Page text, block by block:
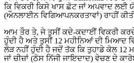
ਕਿ ਵਿਕਰੀ ਕਿਸੇ ਖਾਸ ਛੋਟ ਜਾਂ ਅਪਵਾਦ ਲਈ
(ਔਨਲਾਈਨ ਵਿਗਿਆਪਨਕਰਤਾਵਾਂ) ਰਾਹੀਂ
ਆਮ ਤੌਰ ਤੇ, ਜੇ ਤੁਸੀਂ ਕਦੇ-ਕਦਾਈਂ ਵਿਕਰੀ
ਹੁੰਦੀ ਹੈ ਅਤੇ ਤੁਸੀਂ 12 ਮਹੀਨਿਆਂ ਦੀ ਮਿਆਦ
ਲੋੜ ਨਹੀਂ ਹੁੰਦੀ ਹੈ ਜਦੋਂ ਤੱਕ ਕਿ ਤੁਹਾਡੇ ਕੋਲ 12
ਜਾਂ ਚੀਜ਼ਾਂ (ਠੋਸ ਨਿੱਜੀ ਜਾਇਦਾਦ) ਵੇਚਣ ਦੇ